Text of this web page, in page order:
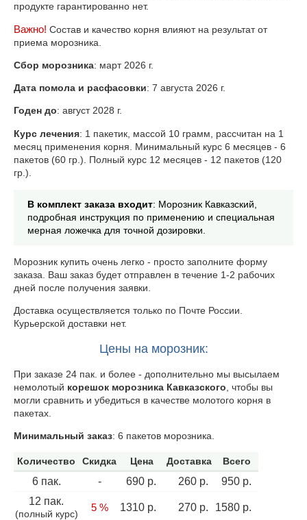
продукте гарантированно нет.
Важно! Состав и качество корня влияют на результат от
приема морозника.
Сбор морозника: март 2026 г.
Дата помола и расфасовки: 7 августа 2026 г.
Годен до: август 2028 г.
Курс лечения: 1 пакетик, массой 10 грамм, рассчитан на 1
месяц применения корня. Минимальный курс 6 месяцев - 6
пакетов (60 гр.). Полный курс 12 месяцев - 12 пакетов (120
гр.).
В комплект заказа входит: Морозник Кавказский,
подробная инструкция по применению и специальная
мерная ложечка для точной дозировки.
Морозник купить очень легко - просто заполните форму
заказа. Ваш заказ будет отправлен в течение 1-2 рабочих
дней после получения заявки.
Доставка осуществляется только по Почте России.
Курьерской доставки нет.
Цены на морозник:
При заказе 24 пак. и более - дополнительно мы высылаем
немолотый корешок морозника Кавказского , чтобы вы
могли сравнить и убедиться в качестве молотого корня в
пакетах.
Минимальный заказ: 6 пакетов морозника.
Количество Скидка Цена Доставка Всего
6 пак. - 690 р. 260 р.
950 р.
12 пак.
(полный курс)
5 % 1310 р. 270 р. 1580 р.